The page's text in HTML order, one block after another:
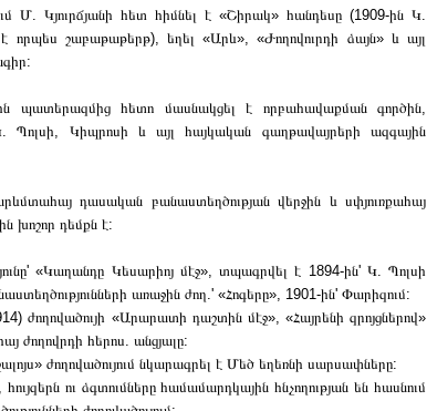
Մ. Կյուրճյանի հետ հիմնել է «Շիրակ» հանդեսը (1909-ին Կ.
որպես շաբաթաթերթ), եղել «Արև», «Ժողովուրդի ձայն» և այլ
պատերազմից հետո մասնակցել է որբահավաքման գործին,
Կ. Պոլսի, Կիպրոսի և այլ հայկական գաղթավայրերի ազգային
դասական բանաստեղծության վերջին և սփյուռքահայ
խոշոր դեմքն է:
«Կաղանդը Կեսարիոյ մէջ», տպագրվել է 1894-ին' Կ. Պոլսի
առաջին ժող.' «Հոգերը», 1901-ին' Փարիզում:
ժողովածույի «Արարատի դաշտին մէջ», «Հայրենի զրոյցներով»
ժողովրդի հերոս. անցյալը:
ժողովածույում նկարագրել է Մեծ եղեռնի սարսափները:
ու ձգտումները համամարդկային հնչողության են հասնում